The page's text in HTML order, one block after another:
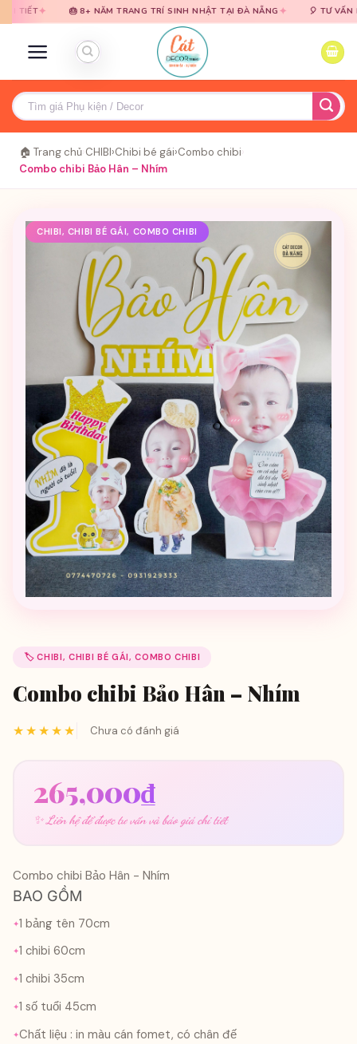
qua
qua
🎂 8+ NĂM TRANG TRÍ SINH NHẬT TẠI ĐÀ NẴNG✦ 🎈 TƯ VẤN MIỄN PHÍ ·
Tìm
kiếm:
🏠 Trang chủ CHIBI›Chibi bé gái›Combo chibi
Combo chibi Bảo Hân – Nhím
CHIBI, CHIBI BÉ GÁI, COMBO CHIBI
🏷️ CHIBI, CHIBI BÉ GÁI, COMBO CHIBI
Combo chibi Bảo Hân – Nhím
★★★★★ Chưa có đánh giá
265,000₫
✨ Liên hệ để được tư vấn và báo giá chi tiết
Combo chibi Bảo Hân - Nhím
BAO GỒM
1 bảng tên 70cm
1 chibi 60cm
1 chibi 35cm
1 số tuổi 45cm
Chất liệu : in màu cán fomet, có chân đế